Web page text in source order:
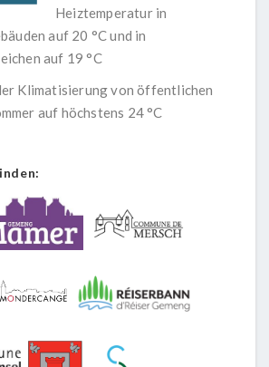
Heiztemperatur in
auf 20 °C und in
auf 19 °C
Klimatisierung von öffentlichen
auf höchstens 24 °C